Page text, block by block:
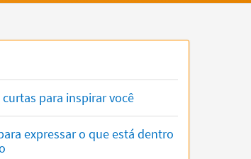
para inspirar você
expressar o que está dentro